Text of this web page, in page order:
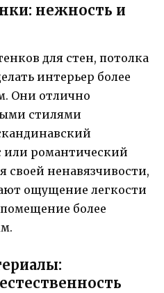
нежность и
для стен, потолка
интерьер более
Они отлично
стилями
романтический
ненавязчивости,
ощущение легкости
более